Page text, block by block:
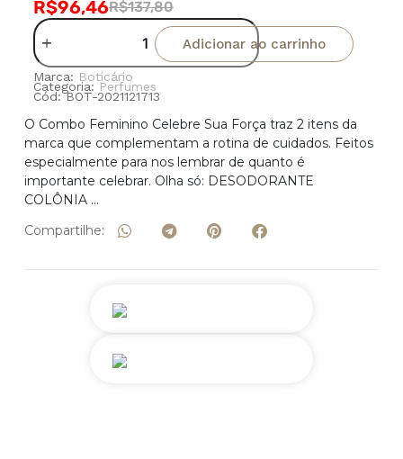
R$137,80
R$96,46
Adicionar ao carrinho
Marca: Boticário
Categoria: Perfumes
Cód: BOT-2021121713
O Combo Feminino Celebre Sua Força traz 2 itens da
marca que complementam a rotina de cuidados. Feitos
especialmente para nos lembrar de quanto é
importante celebrar. Olha só: DESODORANTE
COLÔNIA …
Compartilhe: